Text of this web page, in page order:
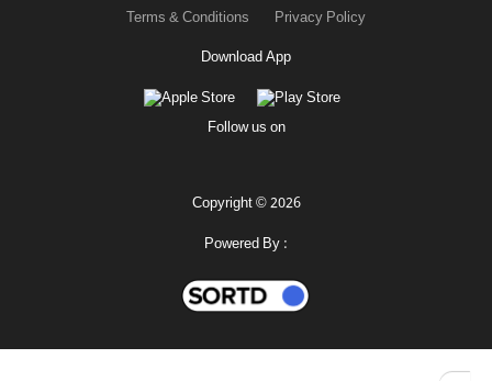
Terms & Conditions
Privacy Policy
Download App
Follow us on
Copyright © 2026
Powered By :